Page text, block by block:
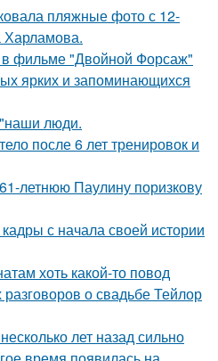
пляжные фото с 12-
Харламова.
в фильме "Двойной Форсаж"
ярких и запоминающихся
люди.
после 6 лет тренировок и
летнюю Паулину поризкову
с начала своей истории
хоть какой-то повод
о свадьбе Тейлор
лет назад сильно